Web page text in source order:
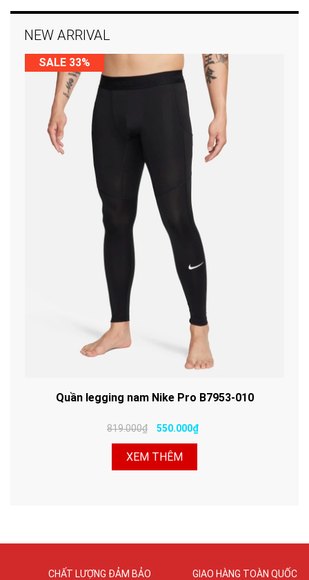
NEW ARRIVAL
SALE 33%
Quần legging nam Nike Pro B7953-010
819.000₫ 550.000₫
XEM THÊM
CHẤT LƯỢNG ĐẢM BẢO GIAO HÀNG TOÀN QUỐC